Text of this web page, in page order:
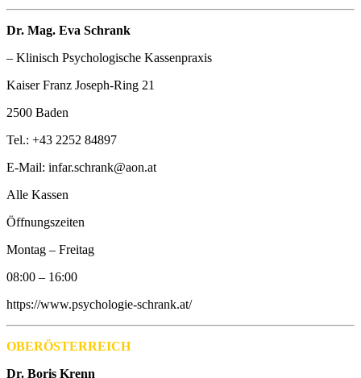
Dr. Mag. Eva Schrank
– Klinisch Psychologische Kassenpraxis
Kaiser Franz Joseph-Ring 21
2500 Baden
Tel.: +43 2252 84897
E-Mail: infar.schrank@aon.at
Alle Kassen
Öffnungszeiten
Montag – Freitag
08:00 – 16:00
https://www.psychologie-schrank.at/
OBERÖSTERREICH
Dr. Boris Krenn